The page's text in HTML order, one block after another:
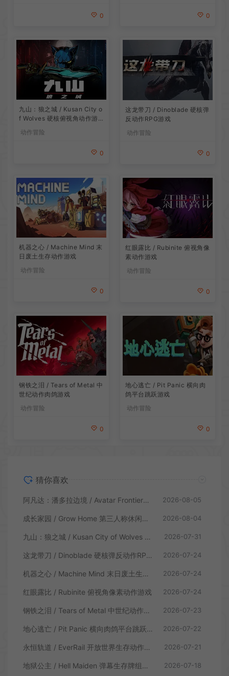
0 0
九山：狼之城 / Kusan City o
f Wolves 硬核俯视角动作游
动作冒险
0
这龙带刀 / Dinoblade 硬核弹
反动作RPG游戏
动作冒险
0
机器之心 / Machine Mind 末
日废土生存动作游戏
动作冒险
0
红眼露比 / Rubinite 俯视角像
素动作游戏
动作冒险
0
钢铁之泪 / Tears of Metal 中
世纪动作肉鸽游戏
动作冒险
0
地心逃亡 / Pit Panic 横向肉
鸽平台跳跃游戏
动作冒险
0
猜你喜欢
阿凡达：潘多拉边境 / Avatar Frontiers of Pandora 开放世界冒险游戏 2026-08-05
成长家园 / Grow Home 第三人称休闲动作游戏 2026-08-04
九山：狼之城 / Kusan City of Wolves 硬核俯视角动作游戏 2026-07-31
这龙带刀 / Dinoblade 硬核弹反动作RPG游戏 2026-07-24
机器之心 / Machine Mind 末日废土生存动作游戏 2026-07-24
红眼露比 / Rubinite 俯视角像素动作游戏 2026-07-24
钢铁之泪 / Tears of Metal 中世纪动作肉鸽游戏 2026-07-23
地心逃亡 / Pit Panic 横向肉鸽平台跳跃游戏 2026-07-22
永恒轨道 / EverRail 开放世界生存动作游戏 2026-07-21
地狱公主 / Hell Maiden 弹幕生存牌组动作游戏 2026-07-18